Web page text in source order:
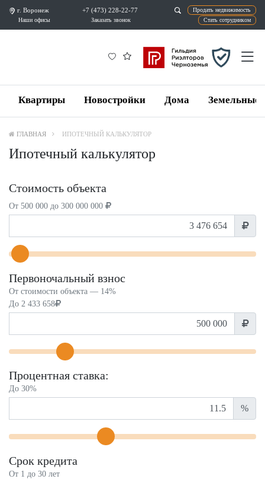
г. Воронеж
Наши офисы
+7 (473) 228-22-77
Квартиры Новостройки Дома Земельные
ГЛАВНАЯ ИПОТЕЧНЫЙ КАЛЬКУЛЯТОР
Ипотечный калькулятор
Стоимость объекта
От 500 000 до 300 000 000
Первоночальный взнос
От стоимости объекта — 14%
До 2 433 658
Процентная ставка:
До 30%
%
Срок кредита
От 1 до 30 лет